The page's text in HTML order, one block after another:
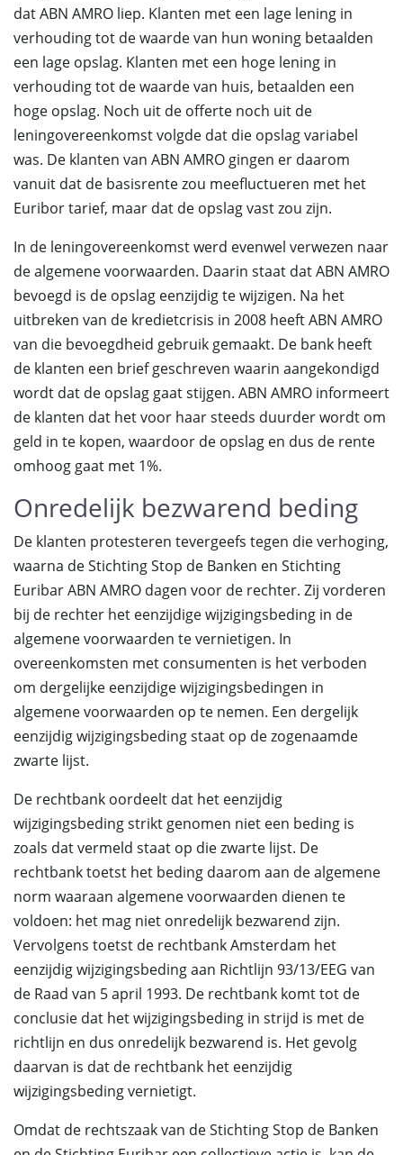
dat ABN AMRO liep. Klanten met een lage lening in
verhouding tot de waarde van hun woning betaalden
een lage opslag. Klanten met een hoge lening in
verhouding tot de waarde van huis, betaalden een
hoge opslag. Noch uit de offerte noch uit de
leningovereenkomst volgde dat die opslag variabel
was. De klanten van ABN AMRO gingen er daarom
vanuit dat de basisrente zou meefluctueren met het
Euribor tarief, maar dat de opslag vast zou zijn.
In de leningovereenkomst werd evenwel verwezen naar
de algemene voorwaarden. Daarin staat dat ABN AMRO
bevoegd is de opslag eenzijdig te wijzigen. Na het
uitbreken van de kredietcrisis in 2008 heeft ABN AMRO
van die bevoegdheid gebruik gemaakt. De bank heeft
de klanten een brief geschreven waarin aangekondigd
wordt dat de opslag gaat stijgen. ABN AMRO informeert
de klanten dat het voor haar steeds duurder wordt om
geld in te kopen, waardoor de opslag en dus de rente
omhoog gaat met 1%.
Onredelijk bezwarend beding
De klanten protesteren tevergeefs tegen die verhoging,
waarna de Stichting Stop de Banken en Stichting
Euribar ABN AMRO dagen voor de rechter. Zij vorderen
bij de rechter het eenzijdige wijzigingsbeding in de
algemene voorwaarden te vernietigen. In
overeenkomsten met consumenten is het verboden
om dergelijke eenzijdige wijzigingsbedingen in
algemene voorwaarden op te nemen. Een dergelijk
eenzijdig wijzigingsbeding staat op de zogenaamde
zwarte lijst.
De rechtbank oordeelt dat het eenzijdig
wijzigingsbeding strikt genomen niet een beding is
zoals dat vermeld staat op die zwarte lijst. De
rechtbank toetst het beding daarom aan de algemene
norm waaraan algemene voorwaarden dienen te
voldoen: het mag niet onredelijk bezwarend zijn.
Vervolgens toetst de rechtbank Amsterdam het
eenzijdig wijzigingsbeding aan Richtlijn 93/13/EEG van
de Raad van 5 april 1993. De rechtbank komt tot de
conclusie dat het wijzigingsbeding in strijd is met de
richtlijn en dus onredelijk bezwarend is. Het gevolg
daarvan is dat de rechtbank het eenzijdig
wijzigingsbeding vernietigt.
Omdat de rechtszaak van de Stichting Stop de Banken